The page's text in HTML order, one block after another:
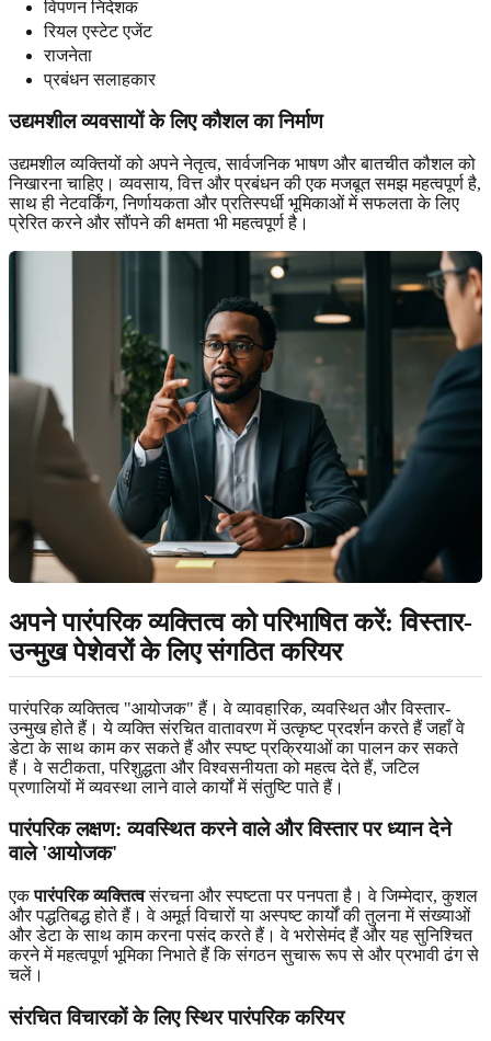
विपणन निदेशक
रियल एस्टेट एजेंट
राजनेता
प्रबंधन सलाहकार
उद्यमशील व्यवसायोंके लिए कौशल का निर्माण
उद्यमशील व्यक्तियों को अपने नेतृत्व, सार्वजनिक भाषण और बातचीत कौशल को
निखारना चाहिए। व्यवसाय, वित्त और प्रबंधन की एक मजबूत समझ महत्वपूर्ण है,
साथ ही नेटवर्किंग, निर्णायकता और प्रतिस्पर्धी भूमिकाओं में सफलता के लिए
प्रेरित करने और सौंपने की क्षमता भी महत्वपूर्ण है।
अपने पारंपरिक व्यक्तित्व को परिभाषित करें: विस्तार-
उन्मुख पेशेवरों के लिए संगठित करियर
पारंपरिक व्यक्तित्व "आयोजक" हैं। वे व्यावहारिक, व्यवस्थित और विस्तार-
उन्मुख होते हैं। ये व्यक्ति संरचित वातावरण में उत्कृष्ट प्रदर्शन करते हैं जहाँ वे
डेटा के साथ काम कर सकते हैं और स्पष्ट प्रक्रियाओं का पालन कर सकते
हैं। वे सटीकता, परिशुद्धता और विश्वसनीयता को महत्व देते हैं, जटिल
प्रणालियों में व्यवस्था लाने वाले कार्यों में संतुष्टि पाते हैं।
पारंपरिक लक्षण:व्यवस्थित करने वाले और विस्तार पर ध्यान देने
वाले 'आयोजक'
एकपारंपरिक व्यक्तित्वसंरचना और स्पष्टता पर पनपता है। वे जिम्मेदार, कुशल
और पद्धतिबद्ध होते हैं। वे अमूर्त विचारों या अस्पष्ट कार्यों की तुलना में संख्याओं
और डेटा के साथ काम करना पसंद करते हैं। वे भरोसेमंद हैं और यह सुनिश्चित
करने में महत्वपूर्ण भूमिका निभाते हैं कि संगठन सुचारू रूप से और प्रभावी ढंग से
चलें।
संरचित विचारकोंके लिए स्थिर पारंपरिक करियर